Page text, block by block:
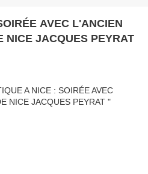
AVEC L'ANCIEN
NICE JACQUES PEYRAT